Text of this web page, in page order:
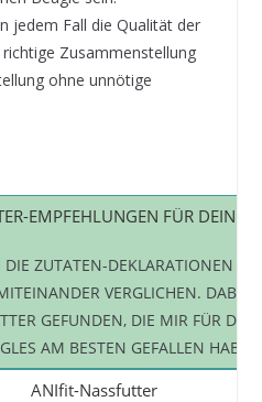
jedem Fall die Qualität der
Zusammenstellung
ohne unnötige
EMPFEHLUNGEN FÜR DEINEN
ZUTATEN-DEKLARATIONEN
VERGLICHEN. DABEI
GEFUNDEN, DIE MIR FÜR DIE
AM BESTEN GEFALLEN
ANIfit-Nassfutter